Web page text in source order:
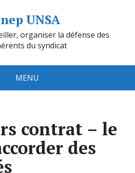
UNSA
organiser la défense des
du syndicat
MENU
contrat – le
des